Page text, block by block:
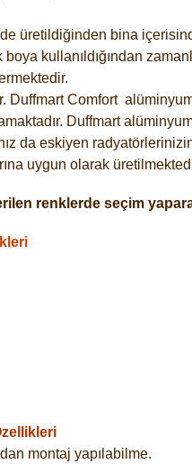
üretildiğinden bina
kullanıldığından
DuffmartComfort
Duffmart
da eskiyen
uygun olarak
renklerde seçim
montaj yapılabilme.